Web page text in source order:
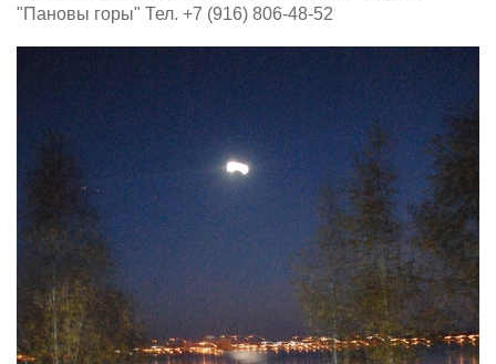
"Пановы горы" Тел. +7 (916) 806-48-52